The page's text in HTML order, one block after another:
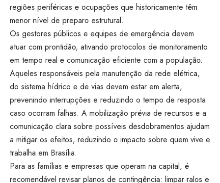
regiões periféricas e ocupações que historicamente têm
menor nível de preparo estrutural.
Os gestores públicos e equipes de emergência devem
atuar com prontidão, ativando protocolos de monitoramento
em tempo real e comunicação eficiente com a população.
Aqueles responsáveis pela manutenção da rede elétrica,
do sistema hídrico e de vias devem estar em alerta,
prevenindo interrupções e reduzindo o tempo de resposta
caso ocorram falhas. A mobilização prévia de recursos e a
comunicação clara sobre possíveis desdobramentos ajudam
a mitigar os efeitos, reduzindo o impacto sobre quem vive e
trabalha em Brasília.
Para as famílias e empresas que operam na capital, é
recomendável revisar planos de contingência: limpar ralos e